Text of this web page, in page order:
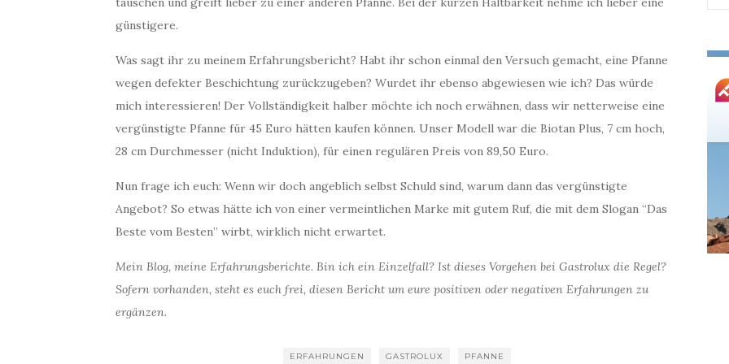
günstigere.
Was sagt ihr zu meinem Erfahrungsbericht? Habt ihr schon einmal den Versuch gemacht, eine Pfanne
wegen defekter Beschichtung zurückzugeben? Wurdet ihr ebenso abgewiesen wie ich? Das würde
mich interessieren! Der Vollständigkeit halber möchte ich noch erwähnen, dass wir netterweise eine
vergünstigte Pfanne für 45 Euro hätten kaufen können. Unser Modell war die Biotan Plus, 7 cm hoch,
28 cm Durchmesser (nicht Induktion), für einen regulären Preis von 89,50 Euro.
Nun frage ich euch: Wenn wir doch angeblich selbst Schuld sind, warum dann das vergünstigte
Angebot? So etwas hätte ich von einer vermeintlichen Marke mit gutem Ruf, die mit dem Slogan “Das
Beste vom Besten” wirbt, wirklich nicht erwartet.
Mein Blog, meine Erfahrungsberichte. Bin ich ein Einzelfall? Ist dieses Vorgehen bei Gastrolux die Regel?
Sofern vorhanden, steht es euch frei, diesen Bericht um eure positiven oder negativen Erfahrungen zu
ergänzen.
ERFAHRUNGEN GASTROLUX PFANNE